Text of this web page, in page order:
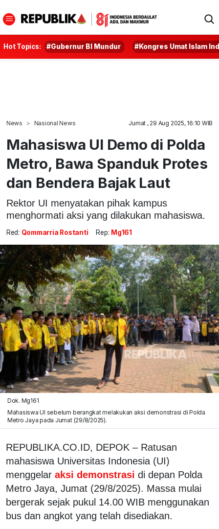
Hot Topics: #Gubernur BI Mundur #Kongres Umat Islam
News Nasional News Jumat , 29 Aug 2025, 16:10 WIB
Mahasiswa UI Demo di Polda
Metro, Bawa Spanduk Protes
dan Bendera Bajak Laut
Rektor UI menyatakan pihak kampus
menghormati aksi yang dilakukan mahasiswa.
Red: Qommarria Rostanti Rep: Mg161
Dok. Mg161
Mahasiswa UI sebelum berangkat melakukan aksi demonstrasi di Polda
Metro Jaya pada Jumat (29/8/2025).
REPUBLIKA.CO.ID, DEPOK – Ratusan
mahasiswa Universitas Indonesia (UI)
menggelar aksi demonstrasi di depan Polda
Metro Jaya, Jumat (29/8/2025). Massa mulai
bergerak sejak pukul 14.00 WIB menggunakan
bus dan angkot yang telah disediakan.